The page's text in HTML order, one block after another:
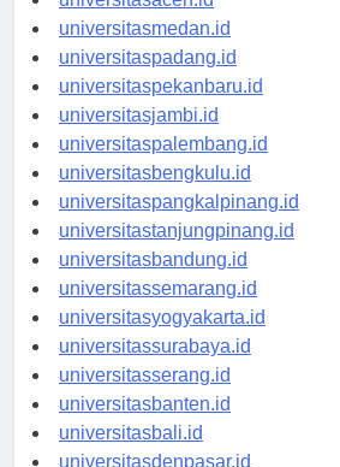
universitasaceh.id
universitasmedan.id
universitaspadang.id
universitaspekanbaru.id
universitasjambi.id
universitaspalembang.id
universitasbengkulu.id
universitaspangkalpinang.id
universitastanjungpinang.id
universitasbandung.id
universitassemarang.id
universitasyogyakarta.id
universitassurabaya.id
universitasserang.id
universitasbanten.id
universitasbali.id